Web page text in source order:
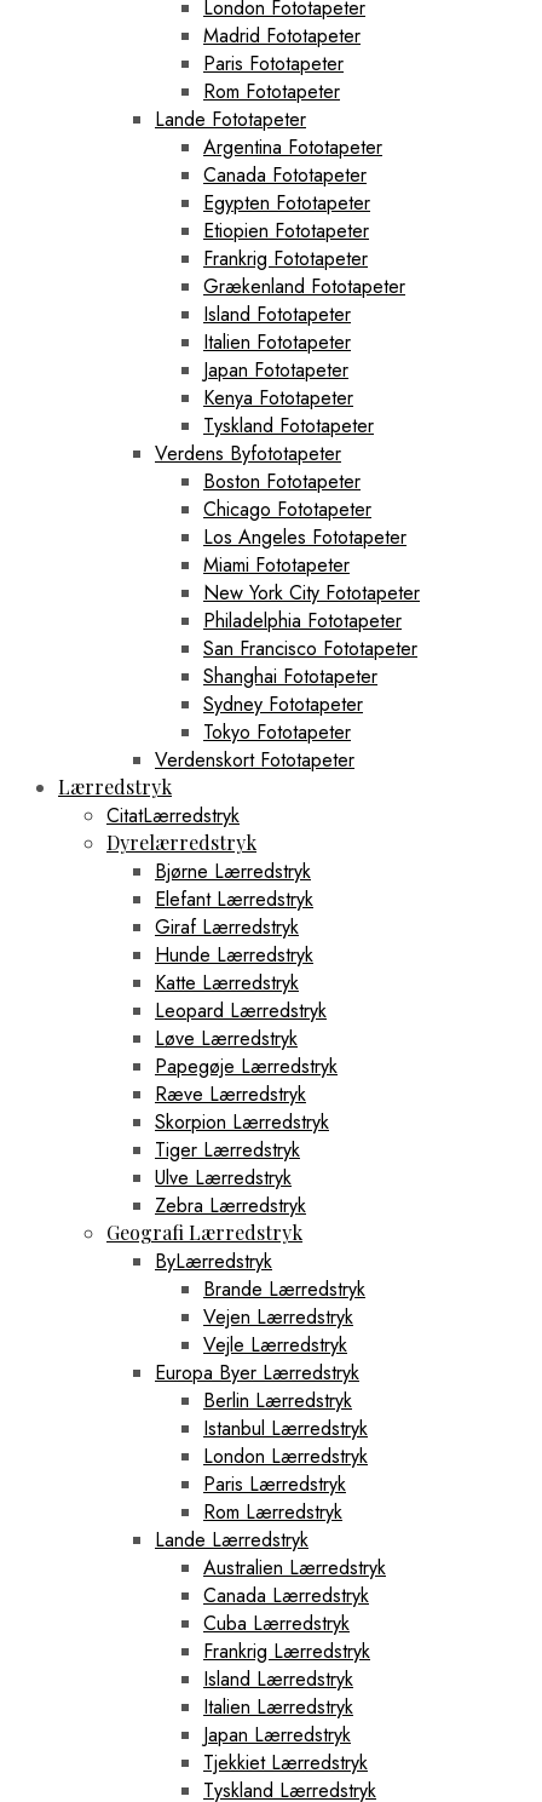
London Fototapeter
Madrid Fototapeter
Paris Fototapeter
Rom Fototapeter
Lande Fototapeter
Argentina Fototapeter
Canada Fototapeter
Egypten Fototapeter
Etiopien Fototapeter
Frankrig Fototapeter
Grækenland Fototapeter
Island Fototapeter
Italien Fototapeter
Japan Fototapeter
Kenya Fototapeter
Tyskland Fototapeter
Verdens Byfototapeter
Boston Fototapeter
Chicago Fototapeter
Los Angeles Fototapeter
Miami Fototapeter
New York City Fototapeter
Philadelphia Fototapeter
San Francisco Fototapeter
Shanghai Fototapeter
Sydney Fototapeter
Tokyo Fototapeter
Verdenskort Fototapeter
Lærredstryk
CitatLærredstryk
Dyrelærredstryk
Bjørne Lærredstryk
Elefant Lærredstryk
Giraf Lærredstryk
Hunde Lærredstryk
Katte Lærredstryk
Leopard Lærredstryk
Løve Lærredstryk
Papegøje Lærredstryk
Ræve Lærredstryk
Skorpion Lærredstryk
Tiger Lærredstryk
Ulve Lærredstryk
Zebra Lærredstryk
Geografi Lærredstryk
ByLærredstryk
Brande Lærredstryk
Vejen Lærredstryk
Vejle Lærredstryk
Europa Byer Lærredstryk
Berlin Lærredstryk
Istanbul Lærredstryk
London Lærredstryk
Paris Lærredstryk
Rom Lærredstryk
Lande Lærredstryk
Australien Lærredstryk
Canada Lærredstryk
Cuba Lærredstryk
Frankrig Lærredstryk
Island Lærredstryk
Italien Lærredstryk
Japan Lærredstryk
Tjekkiet Lærredstryk
Tyskland Lærredstryk